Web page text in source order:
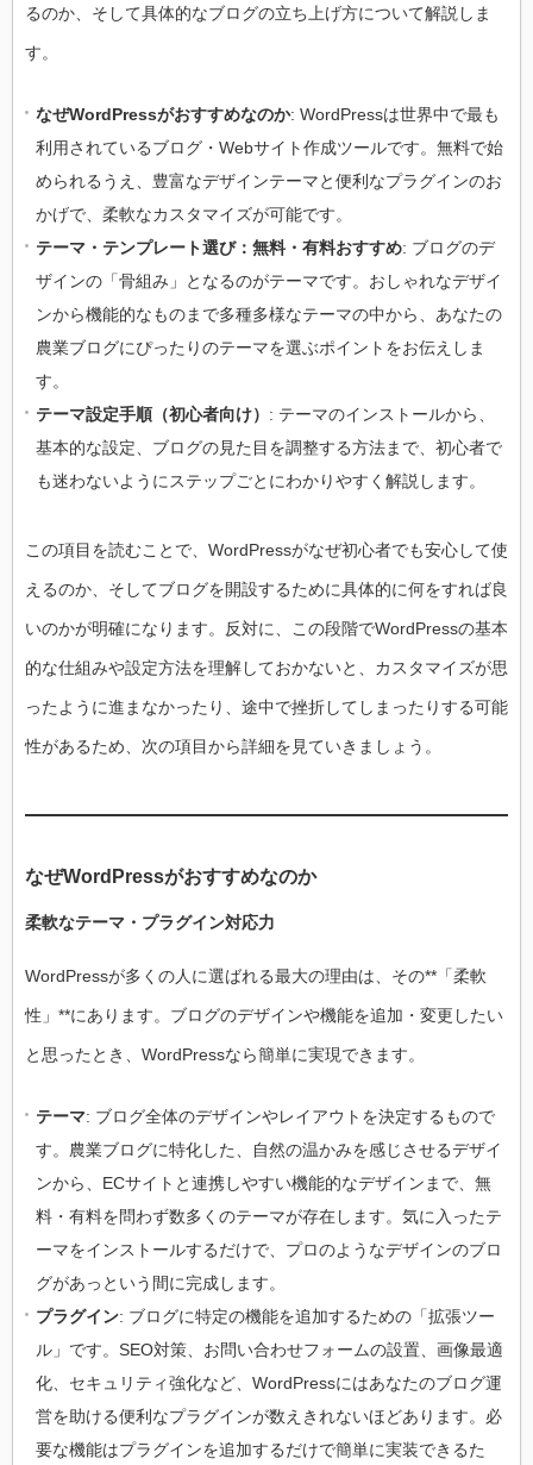
るのか、そして具体的なブログの立ち上げ方について解説しま
す。
なぜWordPressがおすすめなのか: WordPressは世界中で最も
利用されているブログ・Webサイト作成ツールです。無料で始
められるうえ、豊富なデザインテーマと便利なプラグインのお
かげで、柔軟なカスタマイズが可能です。
テーマ・テンプレート選び：無料・有料おすすめ: ブログのデ
ザインの「骨組み」となるのがテーマです。おしゃれなデザイ
ンから機能的なものまで多種多様なテーマの中から、あなたの
農業ブログにぴったりのテーマを選ぶポイントをお伝えしま
す。
テーマ設定手順（初心者向け） : テーマのインストールから、
基本的な設定、ブログの見た目を調整する方法まで、初心者で
も迷わないようにステップごとにわかりやすく解説します。
この項目を読むことで、WordPressがなぜ初心者でも安心して使
えるのか、そしてブログを開設するために具体的に何をすれば良
いのかが明確になります。反対に、この段階でWordPressの基本
的な仕組みや設定方法を理解しておかないと、カスタマイズが思
ったように進まなかったり、途中で挫折してしまったりする可能
性があるため、次の項目から詳細を見ていきましょう。
なぜWordPressがおすすめなのか
柔軟なテーマ・プラグイン対応力
WordPressが多くの人に選ばれる最大の理由は、その**「柔軟
性」**にあります。ブログのデザインや機能を追加・変更したい
と思ったとき、WordPressなら簡単に実現できます。
テーマ: ブログ全体のデザインやレイアウトを決定するもので
す。農業ブログに特化した、自然の温かみを感じさせるデザイ
ンから、ECサイトと連携しやすい機能的なデザインまで、無
料・有料を問わず数多くのテーマが存在します。気に入ったテ
ーマをインストールするだけで、プロのようなデザインのブロ
グがあっという間に完成します。
プラグイン: ブログに特定の機能を追加するための「拡張ツー
ル」です。SEO対策、お問い合わせフォームの設置、画像最適
化、セキュリティ強化など、WordPressにはあなたのブログ運
営を助ける便利なプラグインが数えきれないほどあります。必
要な機能はプラグインを追加するだけで簡単に実装できるた